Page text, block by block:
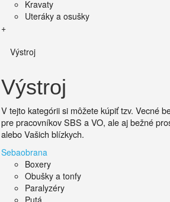
Kravaty
Uteráky a osušky
+
Výstroj
Výstroj
V tejto kategórii si môžete kúpiť tzv. Vecné
pre pracovníkov SBS a VO, ale aj bežné
alebo Vašich blízkych.
Sebaobrana
Boxery
Obušky a tonfy
Paralyzéry
Putá